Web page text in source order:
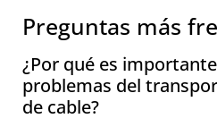
Preguntas más
¿Por qué es
problemas del
de cable?